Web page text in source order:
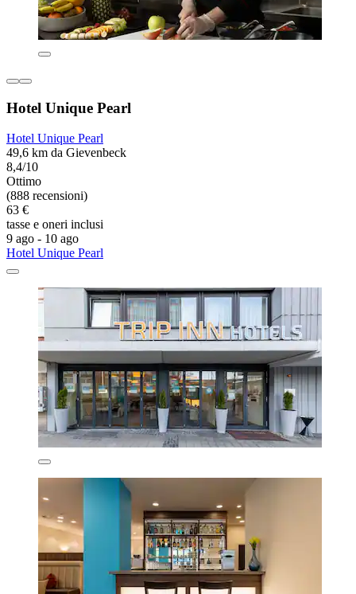
Hotel Unique Pearl
Hotel Unique Pearl
49,6 km da Gievenbeck
8,4/10
Ottimo
(888 recensioni)
63 €
tasse e oneri inclusi
9 ago - 10 ago
Hotel Unique Pearl